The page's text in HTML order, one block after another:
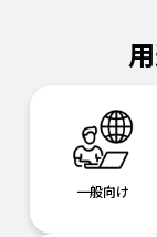
一般向け